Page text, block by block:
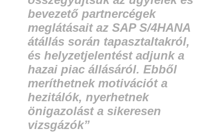
bevezető partnercégek
meglátásait az SAP S/4HANA
átállás során tapasztaltakról,
és helyzetjelentést adjunk a
hazai piac állásáról. Ebből
meríthetnek motivációt a
hezitálók, nyerhetnek
önigazolást a sikeresen
vizsgázók”